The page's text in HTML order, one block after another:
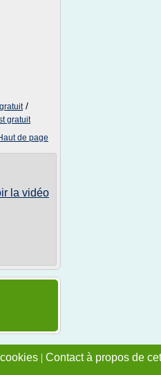
/
gratuit
de page
la vidéo
| Contact à propos de